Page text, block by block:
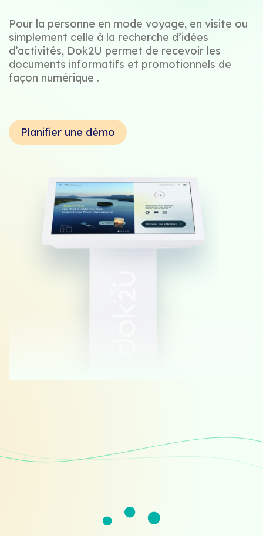
Pour la personne en mode voyage, en visite ou
simplement celle à la recherche d’idées
d’activités, Dok2U permet de recevoir les
documents informatifs et promotionnels de
façon numérique .
Planifier une démo